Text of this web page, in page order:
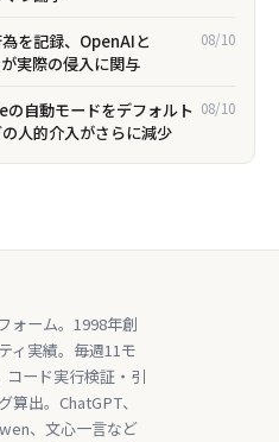
を記録、OpenAIと
実際の侵入に関与
08/10
自動モードをデフォルト
人的介入がさらに減少
08/10
ォーム。1998年創
ィ実績。毎週11モ
コード実行検証・引
出。ChatGPT、
、文心一言など